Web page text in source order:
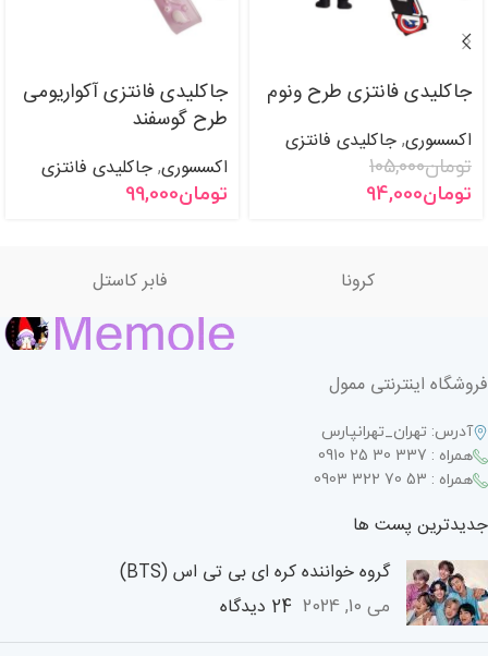
جاکلیدی فانتزی طرح ونوم
اکسسوری, جاکلیدی فانتزی
تومان105,000
تومان94,000
جاکلیدی فانتزی آکواریومی
طرح گوسفند
اکسسوری, جاکلیدی فانتزی
تومان99,000
کرونا فابر کاستل
فروشگاه اینترنتی ممول
آدرس: تهران_تهرانپارس
همراه : 337 30 25 0910
همراه : 53 70 322 0903
جدیدترین پست ها
گروه خواننده کره ای بی تی اس (BTS)
می 10, 2024 24 دیدگاه